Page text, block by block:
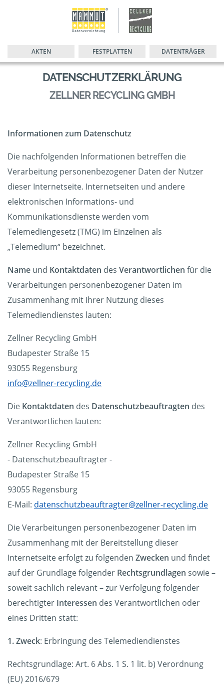
AKTEN FESTPLATTEN DATENTRÄGER
DATENSCHUTZERKLÄRUNG
ZELLNER RECYCLING GMBH
Informationen zum Datenschutz
Die nachfolgenden Informationen betreffen die
Verarbeitung personenbezogener Daten der Nutzer
dieser Internetseite. Internetseiten und andere
elektronischen Informations- und
Kommunikationsdienste werden vom
Telemediengesetz (TMG) im Einzelnen als
„Telemedium“ bezeichnet.
Name und Kontaktdaten des Verantwortlichen für die
Verarbeitungen personenbezogener Daten im
Zusammenhang mit Ihrer Nutzung dieses
Telemediendienstes lauten:
Zellner Recycling GmbH
Budapester Straße 15
93055 Regensburg
info@zellner-recycling.de
Die Kontaktdaten des Datenschutzbeauftragten des
Verantwortlichen lauten:
Zellner Recycling GmbH
- Datenschutzbeauftragter -
Budapester Straße 15
93055 Regensburg
E-Mail: datenschutzbeauftragter@zellner-recycling.de
Die Verarbeitungen personenbezogener Daten im
Zusammenhang mit der Bereitstellung dieser
Internetseite erfolgt zu folgenden Zwecken und findet
auf der Grundlage folgender Rechtsgrundlagen sowie –
soweit sachlich relevant – zur Verfolgung folgender
berechtigter Interessen des Verantwortlichen oder
eines Dritten statt:
1. Zweck: Erbringung des Telemediendienstes
Rechtsgrundlage: Art. 6 Abs. 1 S. 1 lit. b) Verordnung
(EU) 2016/679